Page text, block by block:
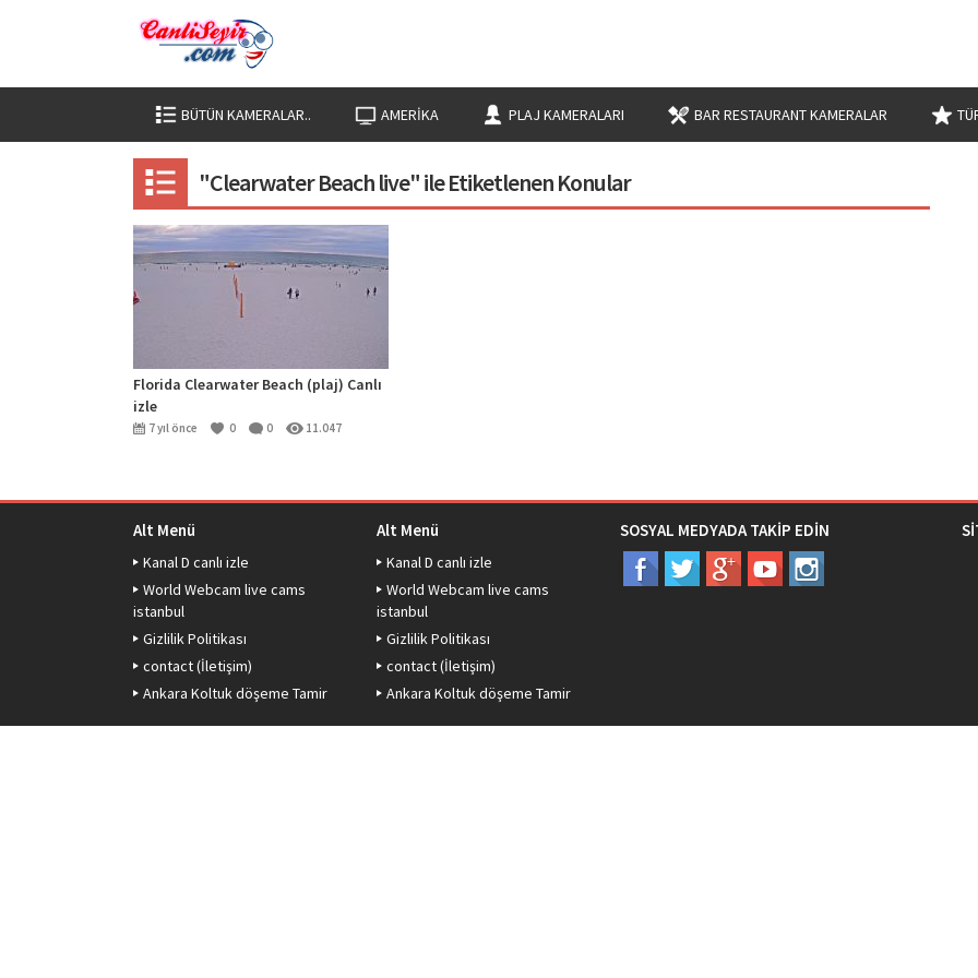
BÜTÜN KAMERALAR.. AMERIKA PLAJ KAMERALARI BAR RESTAURANT KAMERALAR
"Clearwater Beach live" ile Etiketlenen Konular
Florida Clearwater Beach (plaj) Canlı
izle
7 yıl önce 0 0 11.047
Alt Menü
Kanal D canlı izle
World Webcam live cams
istanbul
Gizlilik Politikası
contact (İletişim)
Ankara Koltuk döşeme Tamir
Alt Menü
Kanal D canlı izle
World Webcam live cams
istanbul
Gizlilik Politikası
contact (İletişim)
Ankara Koltuk döşeme Tamir
SOSYAL MEDYADA TAKİP EDİN